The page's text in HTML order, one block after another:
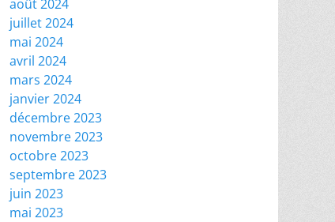
août 2024
juillet 2024
mai 2024
avril 2024
mars 2024
janvier 2024
décembre 2023
novembre 2023
octobre 2023
septembre 2023
juin 2023
mai 2023